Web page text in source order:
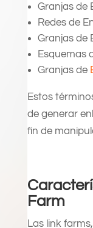
Granjas de
Redes de
Granjas de
Esquemas
Granjas de
Estos
de generar
fin de
Farm
Las link